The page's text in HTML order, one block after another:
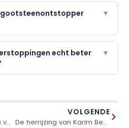
gootsteenontstopper
▼
echt beter
▼
Enkele tips bij het kopen van een huis in Marokko
VOLGENDE
De herrijzing van Karim Benzema